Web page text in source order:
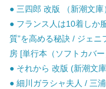
● 三四郎 改版 （新潮文
● フランス人は10着しか
質”を高める秘訣 / ジェ
房 [単行本（ソフトカバ
● それから 改版 (新潮文
● 細川ガラシャ夫人 / 三